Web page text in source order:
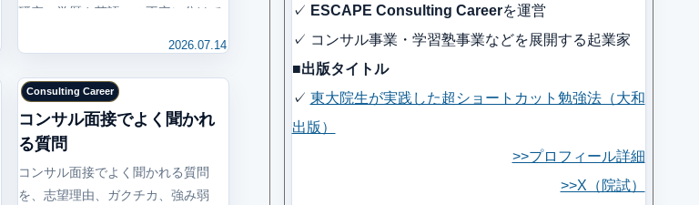
研究、学歴や英語への不安に分けて
準備行動へ変える方法を解説しま
す。
2026.07.14
Consulting Career
コンサル面接でよく聞かれ
る質問
コンサル面接でよく聞かれる質問
を、志望理由、ガクチカ、強み弱
✓ ESCAPE Consulting Careerを運営
✓ コンサル事業・学習塾事業などを展開する起業家
■出版タイトル
✓ 東大院生が実践した超ショートカット勉強法（大和
出版）
>>プロフィール詳細
>>X（院試）